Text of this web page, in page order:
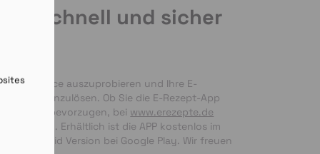
schnell und sicher
Service auszuprobieren und Ihre E-
bequem einzulösen. Ob Sie die E-Rezept-App
per Foto bevorzugen, bei www.erezepte.de
Händen. Erhältlich ist die APP kostenlos im
als Android Version bei Google Play. Wir freuen